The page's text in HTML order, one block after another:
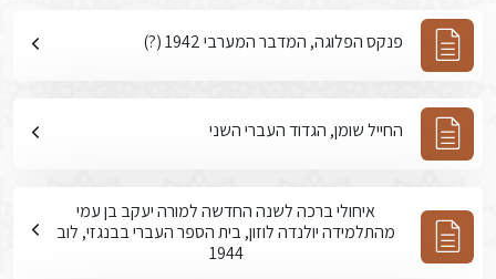
פנקס הפלוגה, המדבר המערבי 1942 (?)
החייל שומן, הגדוד העברי השני
איחולי ברכה לשנה החדשה למורה יעקב בן עמי
מהתלמידה יולנדה לוזון, בית הספר העברי בבנגזי, לוב
1944